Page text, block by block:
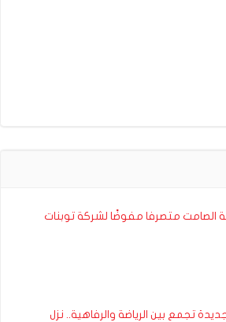
الصامت متصرفا مفوضًا لشركة توبنات
تجمع بين الرياضة والرفاهية.. نزل